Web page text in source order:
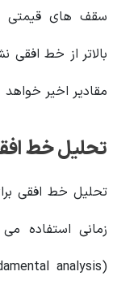
سقف های قیمتی
مقادیر اخیر خواهد
تحلیل خط
تحلیل خط افقی
زمانی استفاده